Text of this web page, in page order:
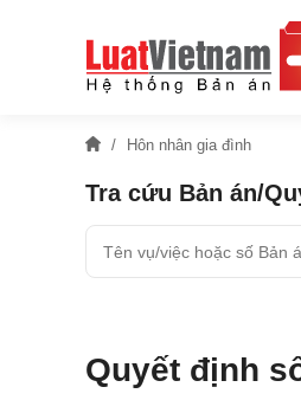
Hôn nhân gia đình
Tra cứu Bản án/
Quyết định